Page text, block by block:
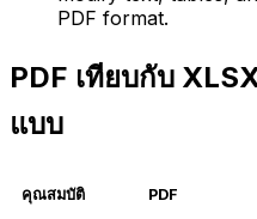
PDF format.
PDF เทียบกับ
แบบ
คุณสมบัติ PDF